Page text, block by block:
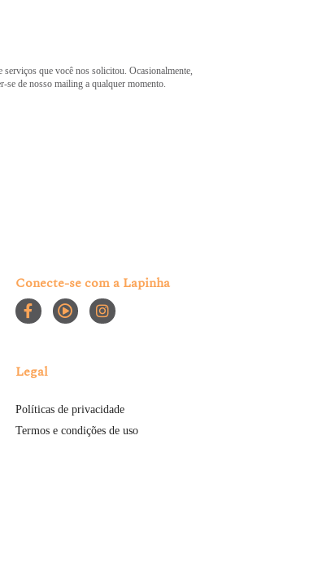
serviços que você nos solicitou. Ocasionalmente,
se de nosso mailing a qualquer momento.
Conecte-se com a Lapinha
Legal
Políticas de privacidade
Termos e condições de uso